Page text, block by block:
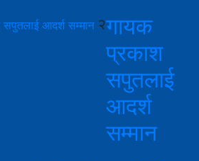
२गायक
प्रकाश
सपुतलाई
आदर्श
सम्मान